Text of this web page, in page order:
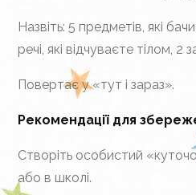
Назвіть: 5 предметів, які
речі, які відчуваєте тілом, 2
Повертає у «тут і зараз».
Рекомендації для
Створіть особистий
або в школі.